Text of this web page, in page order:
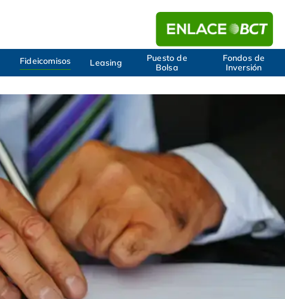
Fideicomisos Leasing
Puesto de
Bolsa
Fondos de
Inversión